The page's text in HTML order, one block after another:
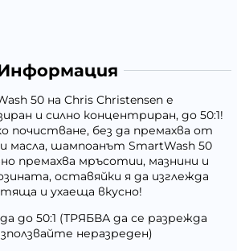
50 на Chris Christensen е
и силно концентриран, до 50:1!
почистване, без да премахва от
масла, шампоанът SmartWash 50
премахва мръсотии, мазнини и
оставяйки я да изглежда
и ухаеща вкусно!
до 50:1 (ТРЯБВА да се разрежда
неразреден)